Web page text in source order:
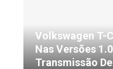
Volkswagen T-
Nas Versões
Transmissão